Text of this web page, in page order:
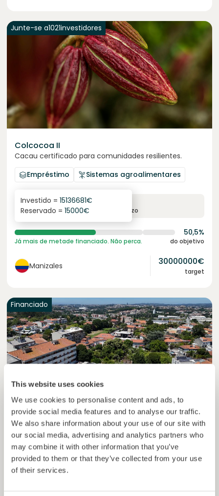
This website uses cookies
We use cookies to personalise content and ads, to
provide social media features and to analyse our traffic.
We also share information about your use of our site with
our social media, advertising and analytics partners who
may combine it with other information that you’ve
provided to them or that they’ve collected from your use
of their services.
Junte-se a1021investidores
Colcocoa II
Cacau certificado para comunidades resilientes.
Empréstimo
Sistemas agroalimentares
6.1%
juro anual prazo
Investido = 15136681€
Reservado = 15000€
50,5%
Já mais de metade financiado. Não perca. do objetivo
Manizales 30000000€
target
Financiado
Solcor Solar IX
Instalação solar para uma empresa automóvel
Empréstimo
Energia sustentável